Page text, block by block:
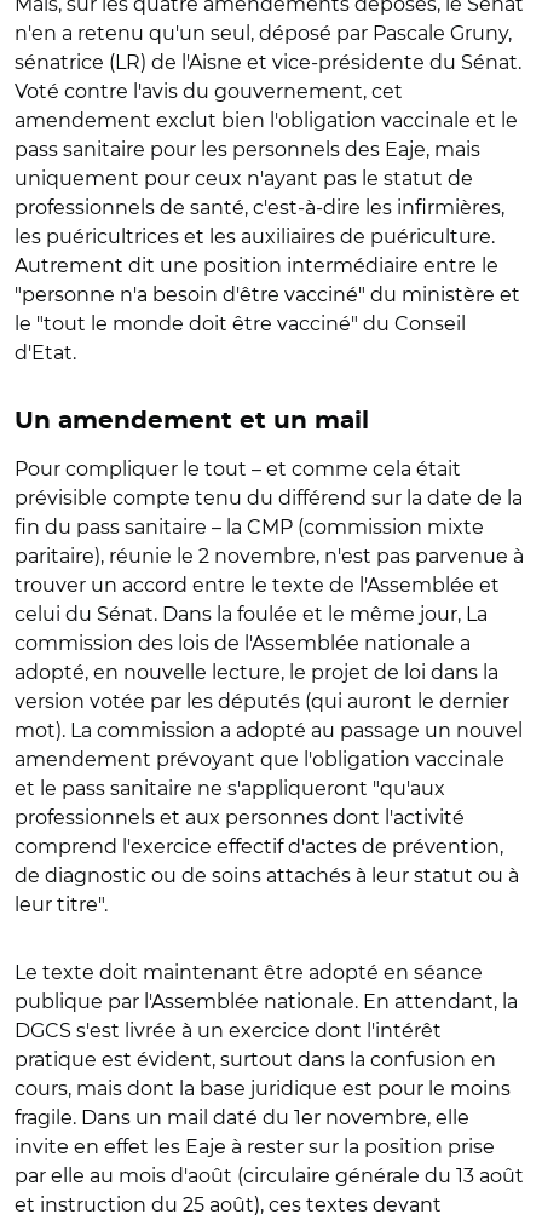
n'en a retenu qu'un seul, déposé par Pascale Gruny,
sénatrice (LR) de l'Aisne et vice-présidente du Sénat.
Voté contre l'avis du gouvernement, cet
amendement exclut bien l'obligation vaccinale et le
pass sanitaire pour les personnels des Eaje, mais
uniquement pour ceux n'ayant pas le statut de
professionnels de santé, c'est-à-dire les infirmières,
les puéricultrices et les auxiliaires de puériculture.
Autrement dit une position intermédiaire entre le
"personne n'a besoin d'être vacciné" du ministère et
le "tout le monde doit être vacciné" du Conseil
d'Etat.
Un amendement et un mail
Pour compliquer le tout – et comme cela était
prévisible compte tenu du différend sur la date de la
fin du pass sanitaire – la CMP (commission mixte
paritaire), réunie le 2 novembre, n'est pas parvenue à
trouver un accord entre le texte de l'Assemblée et
celui du Sénat. Dans la foulée et le même jour, La
commission des lois de l'Assemblée nationale a
adopté, en nouvelle lecture, le projet de loi dans la
version votée par les députés (qui auront le dernier
mot). La commission a adopté au passage un nouvel
amendement prévoyant que l'obligation vaccinale
et le pass sanitaire ne s'appliqueront "qu'aux
professionnels et aux personnes dont l'activité
comprend l'exercice effectif d'actes de prévention,
de diagnostic ou de soins attachés à leur statut ou à
leur titre".
Le texte doit maintenant être adopté en séance
publique par l'Assemblée nationale. En attendant, la
DGCS s'est livrée à un exercice dont l'intérêt
pratique est évident, surtout dans la confusion en
cours, mais dont la base juridique est pour le moins
fragile. Dans un mail daté du 1er novembre, elle
invite en effet les Eaje à rester sur la position prise
par elle au mois d'août (circulaire générale du 13 août
et instruction du 25 août), ces textes devant